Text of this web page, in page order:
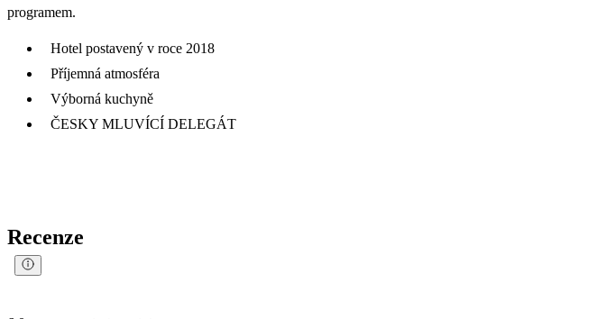
programem.
Hotel postavený v roce 2018
Příjemná atmosféra
Výborná kuchyně
ČESKY MLUVÍCÍ DELEGÁT
Recenze